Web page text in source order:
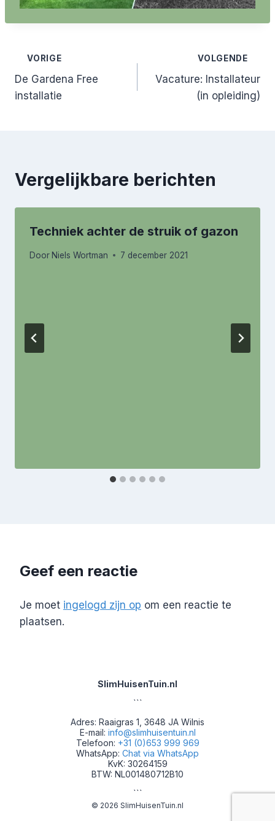
Bericht
navigatie
VORIGE
De Gardena Free
installatie
VOLGENDE
Vacature: Installateur
(in opleiding)
Vergelijkbare berichten
Techniek achter de struik of gazon
Door Niels Wortman 7 december 2021
Geef een reactie
Je moet ingelogd zijn op om een reactie te
plaatsen.
SlimHuisenTuin.nl
```
Adres: Raaigras 1, 3648 JA Wilnis
E-mail: info@slimhuisentuin.nl
Telefoon: +31 (0)653 999 969
WhatsApp: Chat via WhatsApp
KvK: 30264159
BTW: NL001480712B10
```
© 2026 SlimHuisenTuin.nl